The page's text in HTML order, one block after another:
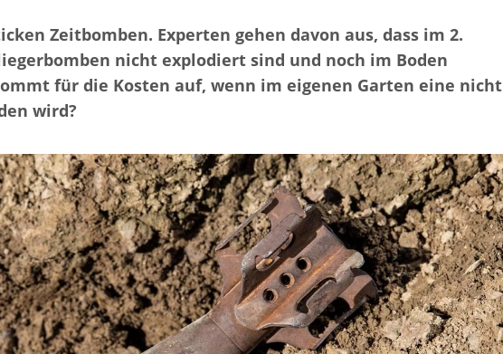
Zeitbomben. Experten gehen davon aus, dass im 2.
nicht explodiert sind und noch im Boden
für die Kosten auf, wenn im eigenen Garten eine nicht
wird?